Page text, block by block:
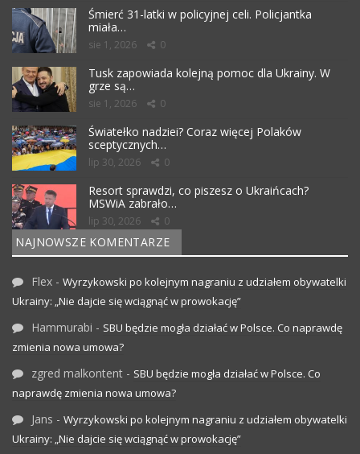
Śmierć 31-latki w policyjnej celi. Policjantka
miała…
sie 1, 2026 0
Tusk zapowiada kolejną pomoc dla Ukrainy. W
grze są…
sie 1, 2026 0
Światełko nadziei? Coraz więcej Polaków
sceptycznych…
lip 30, 2026 0
Resort sprawdzi, co piszesz o Ukraińcach?
MSWiA zabrało…
lip 30, 2026 0
NAJNOWSZE KOMENTARZE
Flex - Wyrzykowski po kolejnym nagraniu z udziałem obywatelki
Ukrainy: „Nie dajcie się wciągnąć w prowokację”
Hammurabi - SBU będzie mogła działać w Polsce. Co naprawdę
zmienia nowa umowa?
zgred malkontent - SBU będzie mogła działać w Polsce. Co
naprawdę zmienia nowa umowa?
Jans - Wyrzykowski po kolejnym nagraniu z udziałem obywatelki
Ukrainy: „Nie dajcie się wciągnąć w prowokację”